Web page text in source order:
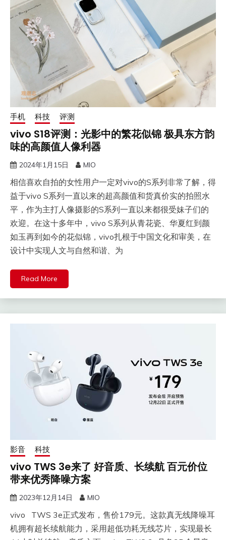
手机 科技 评测
vivo S18评测：光影中的繁花似锦 极具东方韵
味的高颜值人像利器
2024年1月15日 MIO
相信喜欢自拍的女性用户一定对vivo的S系列非常了解，得
益于vivo S系列一直以来的超高颜值和货真价实的拍照水
平，作为主打人像摄影的S系列一直以来都很受妹子们的
欢迎。在这十多年中，vivo S系列从青花瓷、华夏红到颜
如玉再到如今的花似锦，vivo扎根于中国文化和审美，在
设计中实现人文与自然和谐、为
Read More
影音 科技
vivo TWS 3e来了 好音质、长续航 百元价位
带来优秀降噪方案
2023年12月14日 MIO
​vivo TWS 3e正式发布，售价179元。这款真无线降噪耳
机拥有超长续航能力，采用超低功耗无线芯片，实现最长